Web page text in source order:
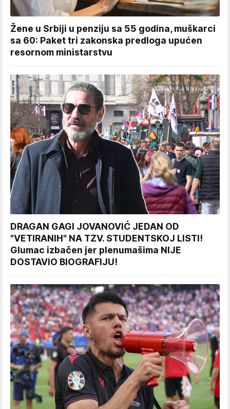
Žene u Srbiji u penziju sa 55 godina, muškarci
sa 60: Paket tri zakonska predloga upućen
resornom ministarstvu
DRAGAN GAGI JOVANOVIĆ JEDAN OD
"VETIRANIH" NA TZV. STUDENTSKOJ LISTI!
Glumac izbačen jer plenumašima NIJE
DOSTAVIO BIOGRAFIJU!